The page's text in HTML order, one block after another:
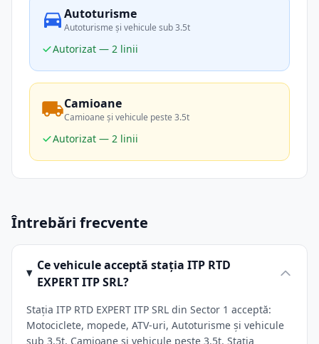
Autoturisme
Autoturisme și vehicule sub 3.5t
Autorizat — 2 linii
Camioane
Camioane și vehicule peste 3.5t
Autorizat — 2 linii
Întrebări frecvente
Ce vehicule acceptă stația ITP RTD
EXPERT ITP SRL?
Stația ITP RTD EXPERT ITP SRL din Sector 1 acceptă:
Motociclete, mopede, ATV-uri, Autoturisme și vehicule
sub 3.5t, Camioane și vehicule peste 3.5t. Stația